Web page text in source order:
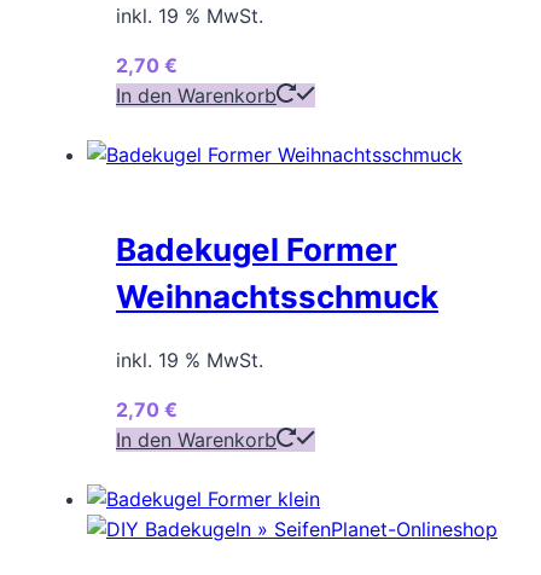
inkl. 19 % MwSt.
2,70 €
In den Warenkorb
Badekugel Former
Weihnachtsschmuck
inkl. 19 % MwSt.
2,70 €
In den Warenkorb